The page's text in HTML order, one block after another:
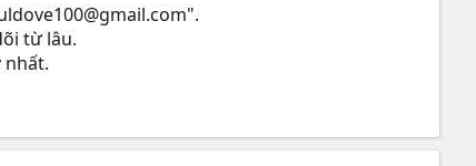
".
từ lâu.
nhất.